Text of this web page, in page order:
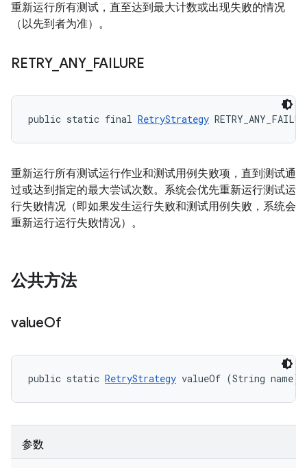
重新运行所有测试，直至达到最大计数或出现失败的情况
（以先到者为准）。
RETRY_ ANY_ FAILURE
public static final RetryStrategy
重新运行所有测试运行作业和测试用例失败项，直到测试通
过或达到指定的最大尝试次数。系统会优先重新运行测试运
行失败情况（即如果发生运行失败和测试用例失败，系统会
重新运行运行失败情况）。
公共方法
valueOf
public static RetryStrategy valueOf (String name)
参数